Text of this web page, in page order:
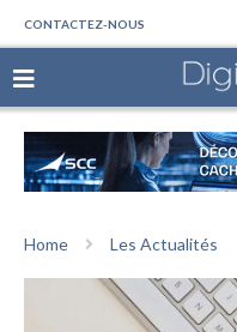
CONTACTEZ-NOUS
Home Les Actualités